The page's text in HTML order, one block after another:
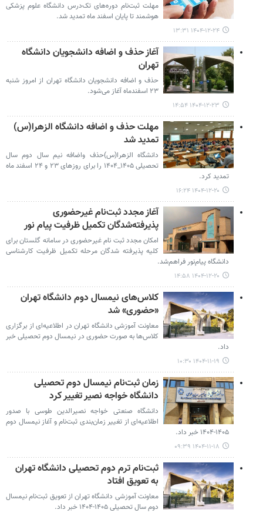
مهلت ثبت‌نام دوره‌های تک‌درس دانشگاه علوم پزشکی
هوشمند تا پایان اسفند ماه تمدید شد.
۱۴۰۴-۱۲-۲۴ ۱۳:۳۱
آغاز حذف و اضافه دانشجویان دانشگاه
تهران
حذف و اضافه دانشجویان دانشگاه تهران از امروز شنبه
۲۳ اسفندماه آغاز می‌شود.
۱۴۰۴-۱۲-۲۳ ۱۴:۵۴
مهلت حذف و اضافه دانشگاه الزهرا(س)
تمدید شد
دانشگاه الزهرا(س)حذف واضافه نیم سال دوم سال
تحصیلی ۱۴۰۵_۱۴۰۴ را برای روزهای ۲۳ و ۲۴ اسفند ماه
تمدید کرد.
۱۴۰۴-۱۲-۲۰ ۱۶:۲۴
آغاز مجدد ثبت‌نام غیرحضوری
پذیرفته‌شدگان تکمیل ظرفیت پیام نور
امکان مجدد ثبت نام غیرحضوری در سامانه گلستان برای
کلیه پذیرفته شدگان مرحله تکمیل ظرفیت کارشناسی
دانشگاه پیام‌نور فراهم‌شد.
۱۴۰۴-۱۲-۲۰ ۱۴:۵۸
کلاس‌های نیمسال دوم دانشگاه تهران
«حضوری» شد
معاونت آموزشی دانشگاه تهران در اطلاعیه‌ای از برگزاری
کلاس‌ها به صورت حضوری در نیمسال دوم تحصیلی خبر
داد.
۱۴۰۴-۱۱-۱۹ ۱۰:۳۰
زمان ثبت‌نام نیمسال دوم تحصیلی
دانشگاه خواجه نصیر تغییر کرد
دانشگاه صنعتی خواجه نصیرالدین طوسی با صدور
اطلاعیه‌ای از تغییر زمان‌بندی ثبت‌نام و آغاز نیمسال دوم
۱۴۰۵-۱۴۰۴ خبر داد.
۱۴۰۴-۱۱-۱۸ ۰۹:۳۹
ثبت‌نام ترم دوم تحصیلی دانشگاه تهران
به تعویق افتاد
معاونت آموزشی دانشگاه تهران از تعویق ثبت‌نام نیمسال
دوم سال تحصیلی ۱۴۰۵-۱۴۰۴ خبر داد.